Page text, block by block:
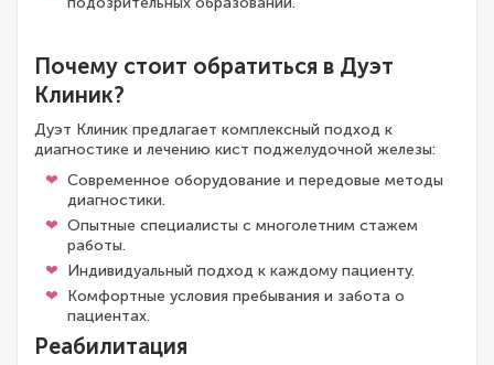
Почему стоит обратиться в Дуэт
Клиник?
Дуэт Клиник предлагает комплексный подход к
диагностике и лечению кист поджелудочной железы:
Современное оборудование и передовые методы
диагностики.
Опытные специалисты с многолетним стажем
работы.
Индивидуальный подход к каждому пациенту.
Комфортные условия пребывания и забота о
пациентах.
Реабилитация